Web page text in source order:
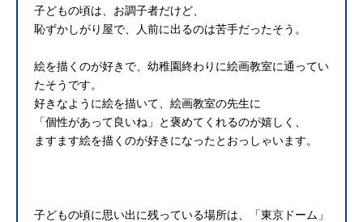
子どもの頃は、お調子者だけど、
恥ずかしがり屋で、人前に出るのは苦手だったそう。
絵を描くのが好きで、幼稚園終わりに絵画教室に通ってい
たそうです。
好きなように絵を描いて、絵画教室の先生に
「個性があって良いね」と褒めてくれるのが嬉しく、
ますます絵を描くのが好きになったとおっしゃいます。
子どもの頃に思い出に残っている場所は、「東京ドーム」